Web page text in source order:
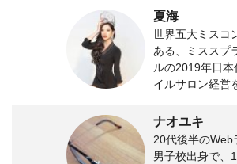
夏海
世界五大ミスコ
ある、ミススプ
ルの2019年日本
イルサロン経営
ナオユキ
20代後半のWeb
男子校出身で、